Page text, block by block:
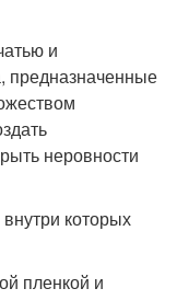
и
предназначенные
неровности
которых
пленкой и